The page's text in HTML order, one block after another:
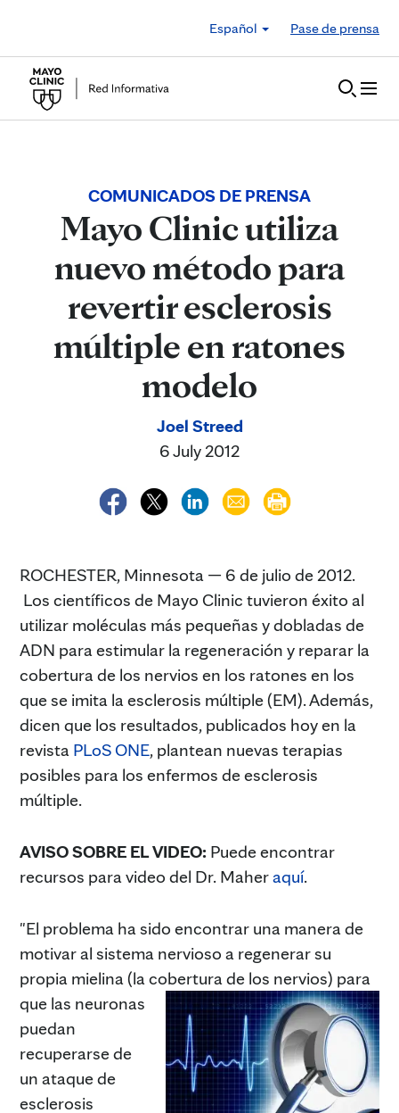
Español
Pase de prensa
COMUNICADOS DE PRENSA
Mayo Clinic utiliza
nuevo método para
revertir esclerosis
múltiple en ratones
modelo
Joel Streed
6 July 2012
ROCHESTER, Minnesota — 6 de julio de 2012.
Los científicos de Mayo Clinic tuvieron éxito al
utilizar moléculas más pequeñas y dobladas de
ADN para estimular la regeneración y reparar la
cobertura de los nervios en los ratones en los
que se imita la esclerosis múltiple (EM). Además,
dicen que los resultados, publicados hoy en la
revista PLoS ONE, plantean nuevas terapias
posibles para los enfermos de esclerosis
múltiple.
AVISO SOBRE EL VIDEO: Puede encontrar
recursos para video del Dr. Maheraquí.
"El problema ha sido encontrar una manera de
motivar al sistema nervioso a regenerar su
propia mielina (la cobertura de los nervios) para
que las neuronas
puedan
recuperarse de
un ataque de
esclerosis